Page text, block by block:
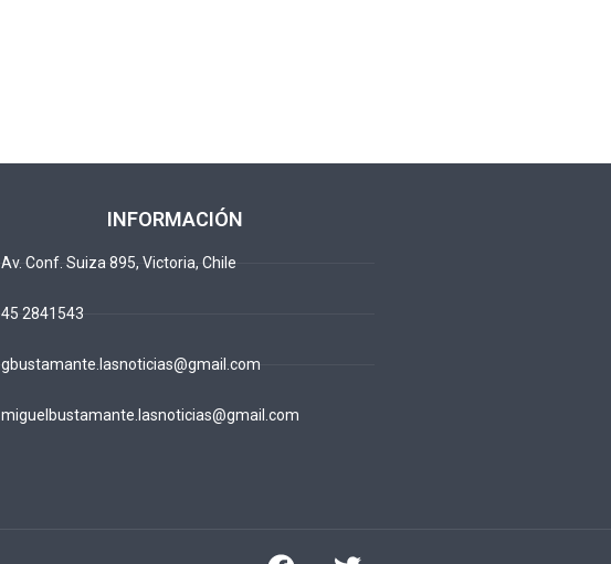
INFORMACIÓN
Av. Conf. Suiza 895, Victoria, Chile
45 2841543
gbustamante.lasnoticias@gmail.com
miguelbustamante.lasnoticias@gmail.com